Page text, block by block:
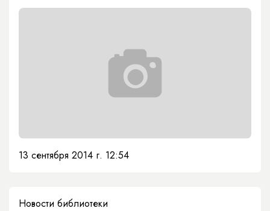
13 сентября 2014 г. 12:54
Новости библиотеки